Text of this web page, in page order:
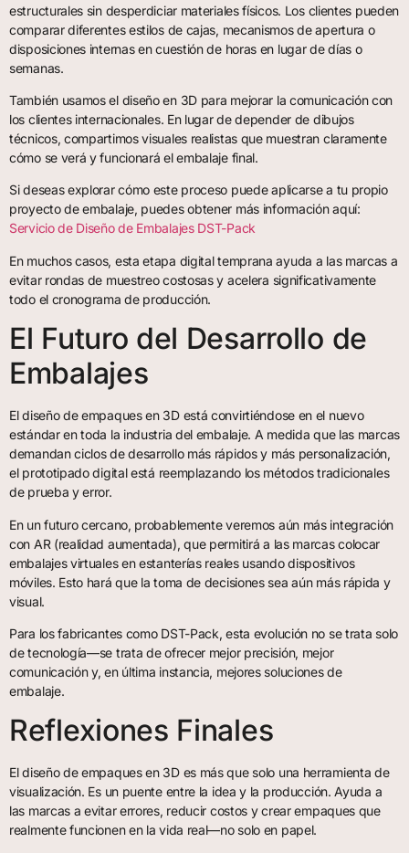
estructurales sin desperdiciar materiales físicos. Los clientes pueden
comparar diferentes estilos de cajas, mecanismos de apertura o
disposiciones internas en cuestión de horas en lugar de días o
semanas.
También usamos el diseño en 3D para mejorar la comunicación con
los clientes internacionales. En lugar de depender de dibujos
técnicos, compartimos visuales realistas que muestran claramente
cómo se verá y funcionará el embalaje final.
Si deseas explorar cómo este proceso puede aplicarse a tu propio
proyecto de embalaje, puedes obtener más información aquí:
Servicio de Diseño de Embalajes DST-Pack
En muchos casos, esta etapa digital temprana ayuda a las marcas a
evitar rondas de muestreo costosas y acelera significativamente
todo el cronograma de producción.
El Futuro del Desarrollo de
Embalajes
El diseño de empaques en 3D está convirtiéndose en el nuevo
estándar en toda la industria del embalaje. A medida que las marcas
demandan ciclos de desarrollo más rápidos y más personalización,
el prototipado digital está reemplazando los métodos tradicionales
de prueba y error.
En un futuro cercano, probablemente veremos aún más integración
con AR (realidad aumentada), que permitirá a las marcas colocar
embalajes virtuales en estanterías reales usando dispositivos
móviles. Esto hará que la toma de decisiones sea aún más rápida y
visual.
Para los fabricantes como DST-Pack, esta evolución no se trata solo
de tecnología—se trata de ofrecer mejor precisión, mejor
comunicación y, en última instancia, mejores soluciones de
embalaje.
Reflexiones Finales
El diseño de empaques en 3D es más que solo una herramienta de
visualización. Es un puente entre la idea y la producción. Ayuda a
las marcas a evitar errores, reducir costos y crear empaques que
realmente funcionen en la vida real—no solo en papel.